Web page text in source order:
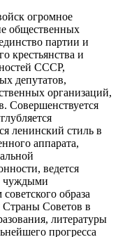
огромное
общественных
партии и
крестьянства и
СССР,
депутатов,
организаций,
Совершенствуется
ленинский стиль в
аппарата,
ведется
чуждыми
образа
Советов в
литературы
прогресса